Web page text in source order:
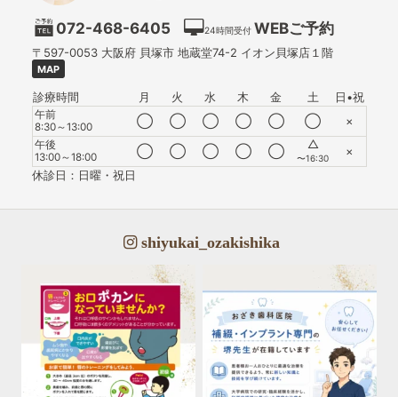
072-468-6405 24時間受付 WEBご予約
〒597-0053 大阪府 貝塚市 地蔵堂74-2 イオン貝塚店１階
MAP
診療時間 月 火 水 木 金 土 日•祝
午前
8:30～13:00
◯ ◯ ◯ ◯ ◯ ◯ ×
午後
13:00～18:00
◯ ◯ ◯ ◯ ◯ △
〜16:30
×
休診日：日曜・祝日
shiyukai_ozakishika